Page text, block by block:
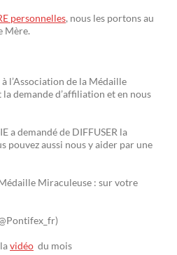
personnelles, nous les portons au
Mère.
l’Association de la Médaille
demande d’affiliation et en nous
a demandé de DIFFUSER la
pouvez aussi nous y aider par une
Miraculeuse : sur votre
vidéo du mois